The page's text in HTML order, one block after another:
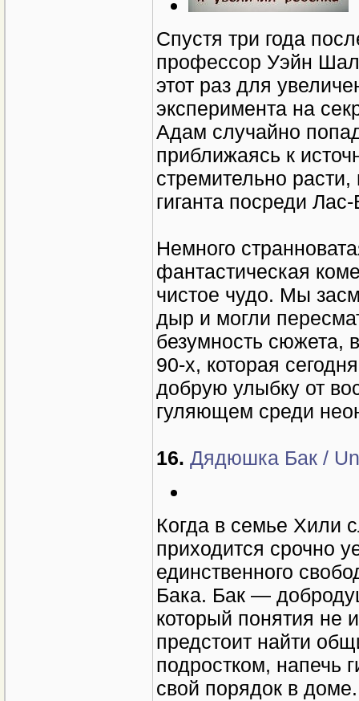
Спустя три года
профессор Уэйн
этот раз для
эксперимента на
Адам случайно
приближаясь к
стремительно
гиганта посреди
Немного
фантастическая
чистое чудо. Мы
дыр и могли
безумность сюжета,
90-х, которая
добрую улыбку от
гуляющем среди
16. Дядюшка Бак /
Когда в семье Хили
приходится срочно
единственного
Бака. Бак —
который понятия не
предстоит найти
подростком, напечь
свой порядок в доме.